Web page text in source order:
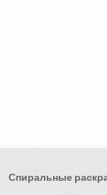
Спиральные